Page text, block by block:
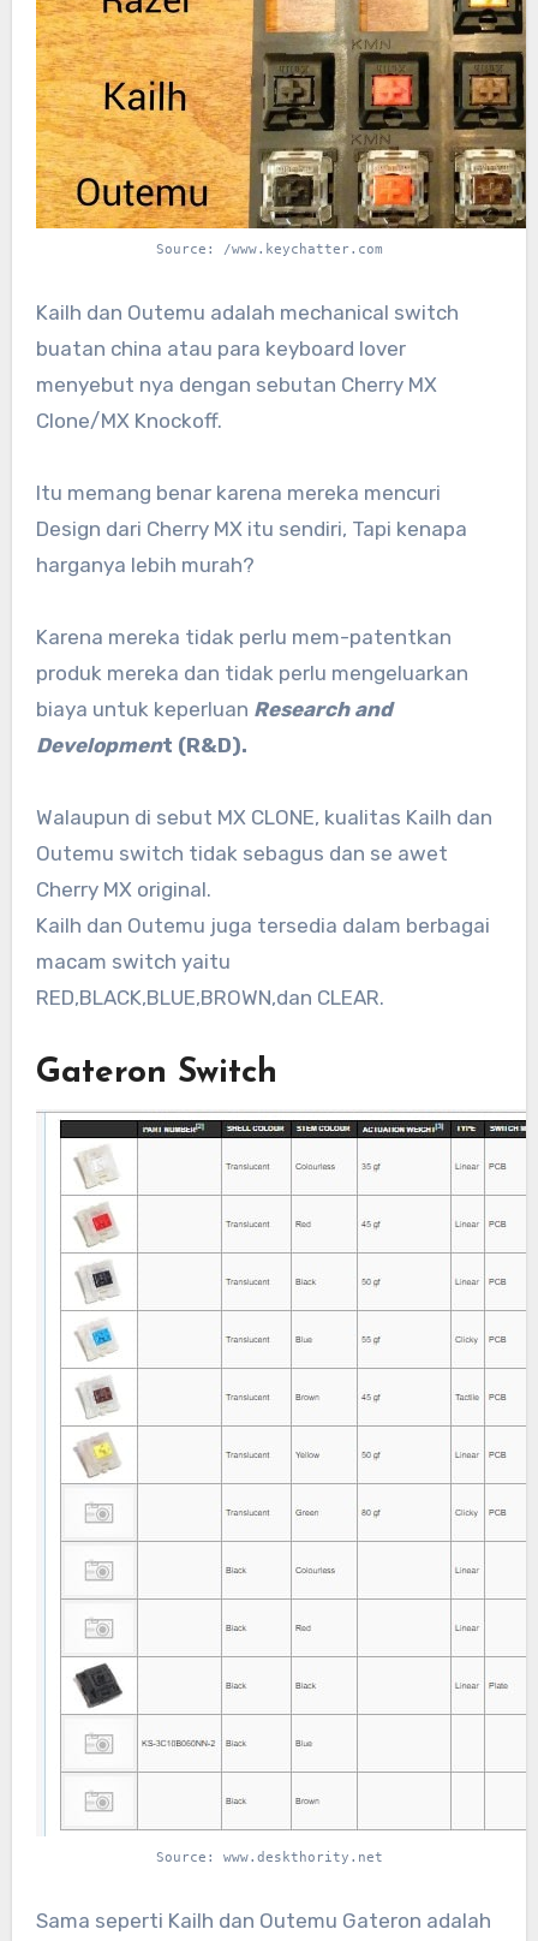
Source: /www.keychatter.com
Kailh dan Outemu adalah mechanical switch
buatan china atau para keyboard lover
menyebut nya dengan sebutan Cherry MX
Clone/MX Knockoff.
Itu memang benar karena mereka mencuri
Design dari Cherry MX itu sendiri, Tapi kenapa
harganya lebih murah?
Karena mereka tidak perlu mem-patentkan
produk mereka dan tidak perlu mengeluarkan
biaya untuk keperluan Research and
Development (R&D).
Walaupun di sebut MX CLONE, kualitas Kailh dan
Outemu switch tidak sebagus dan se awet
Cherry MX original.
Kailh dan Outemu juga tersedia dalam berbagai
macam switch yaitu
RED,BLACK,BLUE,BROWN,dan CLEAR.
Gateron Switch
Source: www.deskthority.net
Sama seperti Kailh dan Outemu Gateron adalah